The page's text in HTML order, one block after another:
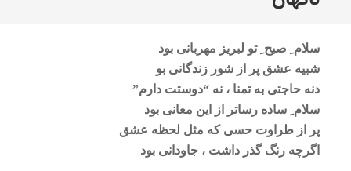
به
سلام ِ صبح ِ تو لبریز مهربانی بود
شبیه عشق پر از شور زندگانی بو
دنه حاجتی به تمنا ، نه “دوستت دارم”
سلام ِ ساده رساتر از این معانی بود
پر از طراوت حسی که مثل لحظه عشق
اگرچه رنگ گذر داشت ، جاودانی بود